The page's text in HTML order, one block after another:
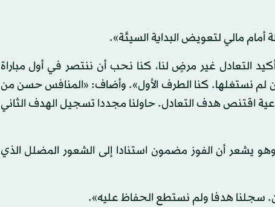
مالي لتعويض البداية السيئة».
التعادل غير مرضٍ لنا، كنا نحب أن ننتصر في أول مباراة
لم نستغلها. كنا الطرف الأول». وأضاف: «المنافس حسن من
اقتنص هدف التعادل. حاولنا مجددا تسجيل الهدف الثاني
يشعر أن الفوز مضمون استنادا إلى الشعور المضلل الذي
سجلنا هدفا ولم نستطع الحفاظ عليه».